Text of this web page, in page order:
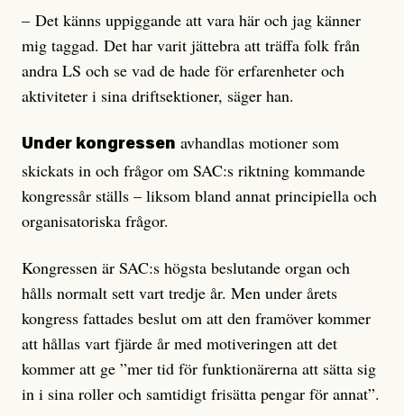
– Det känns uppiggande att vara här och jag känner
mig taggad. Det har varit jättebra att träffa folk från
andra LS och se vad de hade för erfarenheter och
aktiviteter i sina driftsektioner, säger han.
Under kongressen avhandlas motioner som
skickats in och frågor om SAC:s riktning kommande
kongressår ställs – liksom bland annat principiella och
organisatoriska frågor.
Kongressen är SAC:s högsta beslutande organ och
hålls normalt sett vart tredje år. Men under årets
kongress fattades beslut om att den framöver kommer
att hållas vart fjärde år med motiveringen att det
kommer att ge ”mer tid för funktionärerna att sätta sig
in i sina roller och samtidigt frisätta pengar för annat”.